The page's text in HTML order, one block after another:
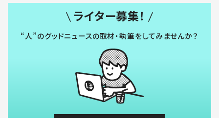
ライター募集！
“人”のグッドニュースの取材・執筆をしてみませんか？